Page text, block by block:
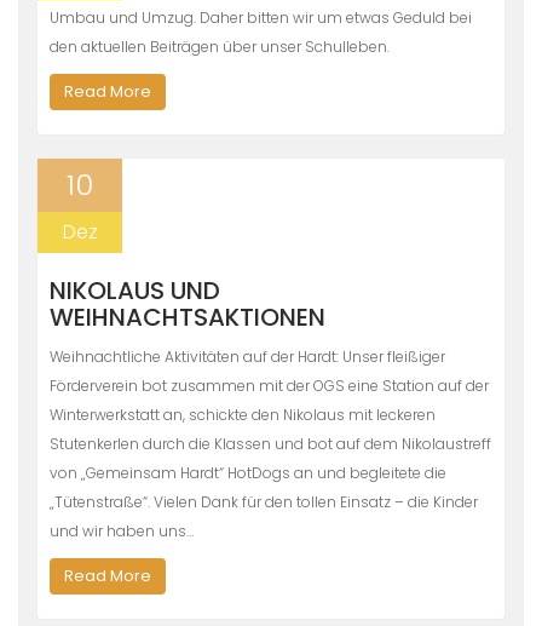
Umbau und Umzug. Daher bitten wir um etwas Geduld bei
den aktuellen Beiträgen über unser Schulleben.
Read More
10
Dez
NIKOLAUS UND
WEIHNACHTSAKTIONEN
Weihnachtliche Aktivitäten auf der Hardt: Unser fleißiger
Förderverein bot zusammen mit der OGS eine Station auf der
Winterwerkstatt an, schickte den Nikolaus mit leckeren
Stutenkerlen durch die Klassen und bot auf dem Nikolaustreff
von „Gemeinsam Hardt“ HotDogs an und begleitete die
„Tütenstraße“. Vielen Dank für den tollen Einsatz – die Kinder
und wir haben uns…
Read More